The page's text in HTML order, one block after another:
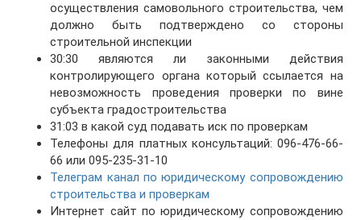
осуществления самовольного строительства, чем
должно быть подтверждено со стороны
строительной инспекции
30:30 являются ли законными действия
контролирующего органа который ссылается на
невозможность проведения проверки по вине
субъекта градостроительства
31:03 в какой суд подавать иск по проверкам
Телефоны для платных консультаций: 096-476-66-
66 или 095-235-31-10
Телеграм канал по юридическому сопровождению
строительства и проверкам
Интернет сайт по юридическому сопровождению